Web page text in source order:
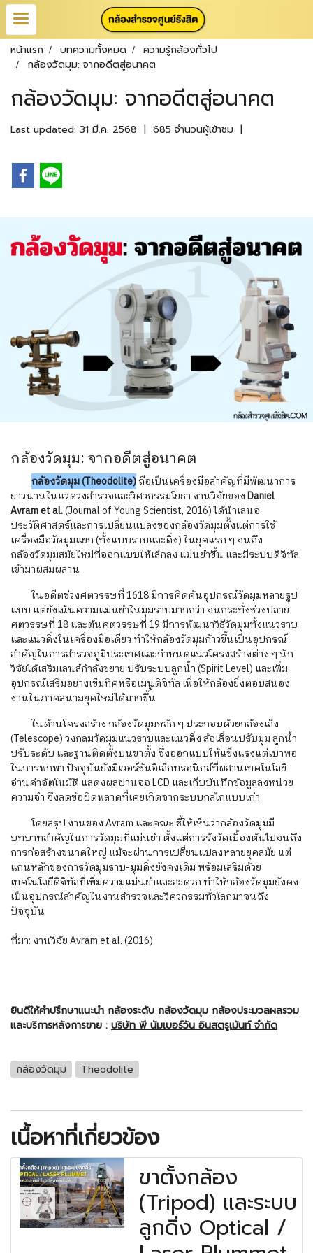
หน้าแรก บทความทั้งหมด
ความรู้กล้องทั่วไป
กล้องวัดมุม: จากอดีตสู่อนาคต
กล้องวัดมุม: จากอดีตสู่อนาคต
Last updated: 31 มี.ค. 2568 | 685 จำนวนผู้เข้าชม |
กล้องวัดมุม: จากอดีตสู่อนาคต
กล้องวัดมุม (Theodolite)ถือเป็นเครื่องมือสำคัญที่มีพัฒนาการ
ยาวนานในแวดวงสำรวจและวิศวกรรมโยธา งานวิจัยของDaniel
Avram et al.(Journal of Young Scientist, 2016) ได้นำเสนอ
ประวัติศาสตร์และการเปลี่ยนแปลงของกล้องวัดมุมตั้งแต่การใช้
เครื่องมือวัดมุมแยก (ทั้งแบบราบและดิ่ง) ในยุคแรก ๆ จนถึง
กล้องวัดมุมสมัยใหม่ที่ออกแบบให้เล็กลง แม่นยำขึ้น และมีระบบดิจิทัล
เข้ามาผสมผสาน
ในอดีตช่วงศตวรรษที่ 1618 มีการคิดค้นอุปกรณ์วัดมุมหลายรูป
แบบ แต่ยังเน้นความแม่นยำในมุมราบมากกว่า จนกระทั่งช่วงปลาย
ศตวรรษที่ 18 และต้นศตวรรษที่ 19 มีการพัฒนาวิธีวัดมุมทั้งแนวราบ
และแนวดิ่งในเครื่องมือเดียว ทำให้กล้องวัดมุมก้าวขึ้นเป็นอุปกรณ์
สำคัญในการสำรวจภูมิประเทศและกำหนดแนวโครงสร้างต่าง ๆ นัก
วิจัยได้เสริมเลนส์กำลังขยาย ปรับระบบลูกน้ำ (Spirit Level) และเพิ่ม
อุปกรณ์เสริมอย่างเข็มทิศหรือเมนูดิจิทัล เพื่อให้กล้องยิ่งตอบสนอง
งานในภาคสนามยุคใหม่ได้มากขึ้น
ในด้านโครงสร้าง กล้องวัดมุมหลัก ๆ ประกอบด้วยกล้องเล็ง
(Telescope) วงกลมวัดมุมแนวราบและแนวดิ่ง ล้อเลื่อนปรับมุม ลูกน้ำ
ปรับระดับ และฐานติดตั้งบนขาตั้ง ซึ่งออกแบบให้แข็งแรงแต่เบาพอ
ในการพกพา ปัจจุบันยังมีเวอร์ชันอิเล็กทรอนิกส์ที่ผสานเทคโนโลยี
อ่านค่าอัตโนมัติ แสดงผลผ่านจอ LCD และเก็บบันทึกข้อมูลลงหน่วย
ความจำ จึงลดข้อผิดพลาดที่เคยเกิดจากระบบกลไกแบบเก่า
โดยสรุป งานของ Avram และคณะ ชี้ให้เห็นว่ากล้องวัดมุมมี
บทบาทสำคัญในการวัดมุมที่แม่นยำ ตั้งแต่การรังวัดเบื้องต้นไปจนถึง
การก่อสร้างขนาดใหญ่ แม้จะผ่านการเปลี่ยนแปลงหลายยุคสมัย แต่
แกนหลักของการวัดมุมราบ-มุมดิ่งยังคงเดิม พร้อมเสริมด้วย
เทคโนโลยีดิจิทัลที่เพิ่มความแม่นยำและสะดวก ทำให้กล้องวัดมุมยังคง
เป็นอุปกรณ์สำคัญในงานสำรวจและวิศวกรรมทั่วโลกมาจนถึง
ปัจจุบัน
ที่มา: งานวิจัย Avram et al. (2016)
ยินดีให้คำปรึกษาแนะนำ กล้องระดับ กล้องวัดมุม กล้องประมวลผลรวม
และบริการหลังการขาย : บริษัท พี นัมเบอร์วัน อินสตรูเม้นท์ จำกัด
กล้องวัดมุม Theodolite
เนื้อหาที่เกี่ยวข้อง
ขาตั้งกล้อง
(Tripod) และระบบ
ลูกดิ่ง Optical /